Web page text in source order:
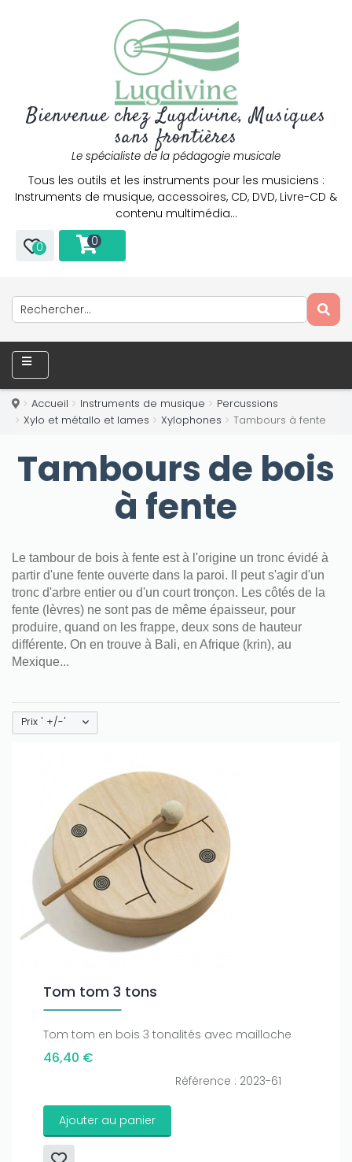
Bienvenue chez Lugdivine, Musiques
sans frontières
Le spécialiste de la pédagogie musicale
Tous les outils et les instruments pour les musiciens :
Instruments de musique, accessoires, CD, DVD, Livre-CD &
contenu multimédia…
0 0
Accueil Instruments de musique
Percussions
Xylo et métallo et lames
Xylophones Tambours à fente
Tambours de bois
à fente
Le tambour de bois à fente est à l'origine un tronc évidé à
partir d'une fente ouverte dans la paroi. Il peut s'agir d'un
tronc d'arbre entier ou d'un court tronçon. Les côtés de la
fente (lèvres) ne sont pas de même épaisseur, pour
produire, quand on les frappe, deux sons de hauteur
différente. On en trouve à Bali, en Afrique (krin), au
Mexique...
Prix ' +/-'
Tom tom 3 tons
Tom tom en bois 3 tonalités avec mailloche
46,40 €
Référence : 2023-61
Ajouter au panier
Only play atJoo casinoif you really want to win a huge
amount on your credits!